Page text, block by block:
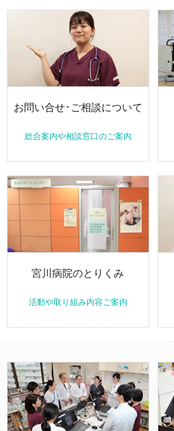
お問い合せ･ご相談について
総合案内や相談窓口のご案内
宮川病院のとりくみ
活動や取り組み内容ご案内